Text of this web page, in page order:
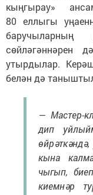
кыңгырау»
80 еллыгы
баручыларның
сөйләгәннәрен
утырдылар.
белән дә
— Мастер-
дип
кына
чыгып,
киемнәр